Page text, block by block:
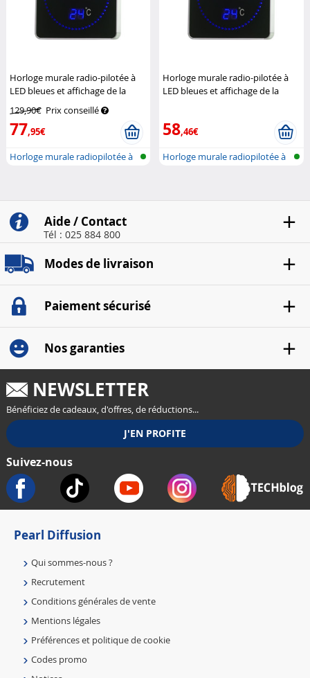
Horloge murale radio-pilotée à
LED bleues et affichage de la
Lunartec
129,90€ Prix conseillé
77,95€
Horloge murale radiopilotée à
Horloge murale radio-pilotée à
LED bleues et affichage de la
58,46€
Horloge murale radiopilotée à
Aide / Contact
Tél : 025 884 800
Modes de livraison
Paiement sécurisé
Nos garanties
NEWSLETTER
Bénéficiez de cadeaux, d'offres, de réductions...
Suivez-nous
Pearl Diffusion
Qui sommes-nous ?
Recrutement
Conditions générales de vente
Mentions légales
Préférences et politique de cookie
Codes promo